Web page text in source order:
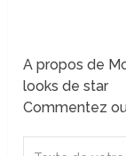
A propos de
looks de star
Commentez